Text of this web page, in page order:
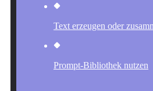
Text erzeugen oder
Prompt-Bibliothek nutzen